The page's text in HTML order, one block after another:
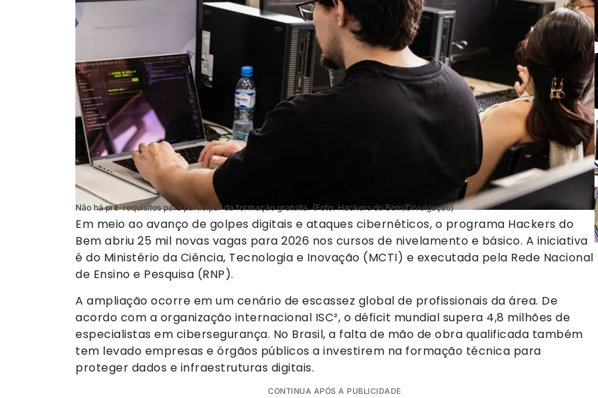
Não há pré-requisitos para participar da formação gratuita. (Foto: Hackers do Bem/Divulgação)
Em meio ao avanço de golpes digitais e ataques cibernéticos, o programa Hackers do
Bem abriu 25 mil novas vagas para 2026 nos cursos de nivelamento e básico. A iniciativa
é do Ministério da Ciência, Tecnologia e Inovação (MCTI) e executada pela Rede Nacional
de Ensino e Pesquisa (RNP).
A ampliação ocorre em um cenário de escassez global de profissionais da área. De
acordo com a organização internacional ISC², o déficit mundial supera 4,8 milhões de
especialistas em cibersegurança. No Brasil, a falta de mão de obra qualificada também
tem levado empresas e órgãos públicos a investirem na formação técnica para
proteger dados e infraestruturas digitais.
CONTINUA APÓS A PUBLICIDADE